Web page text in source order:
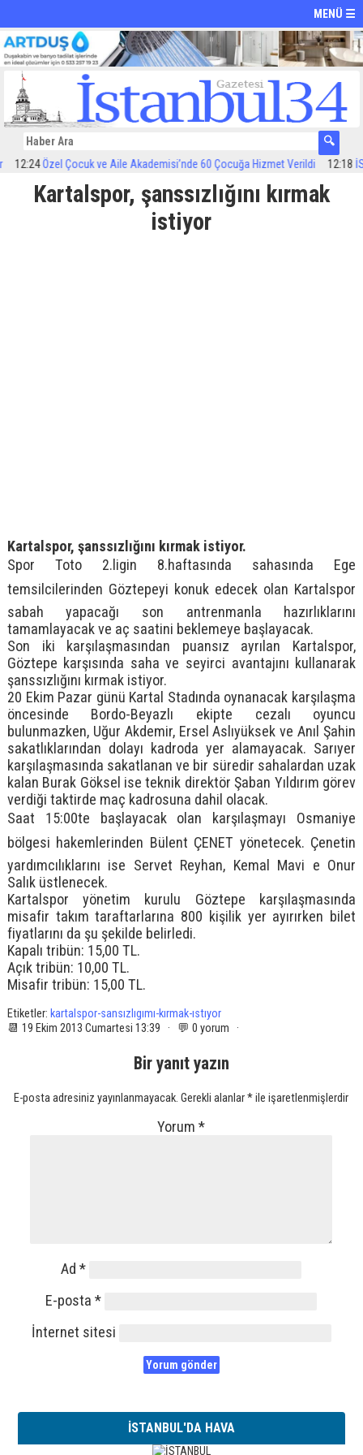
MENÜ ☰
Özel Çocuk ve Aile Akademisi’nde 60 Çocuğa Hizmet Verildi 12:18
Kartalspor, şanssızlığını kırmak
istiyor
Kartalspor, şanssızlığını kırmak istiyor.
Spor Toto 2.ligin 8.haftasında sahasında Ege
temsilcilerinden Göztepeyi konuk edecek olan Kartalspor
sabah yapacağı son antrenmanla hazırlıklarını
tamamlayacak ve aç saatini beklemeye başlayacak.
Son iki karşılaşmasından puansız ayrılan Kartalspor,
Göztepe karşısında saha ve seyirci avantajını kullanarak
şanssızlığını kırmak istiyor.
20 Ekim Pazar günü Kartal Stadında oynanacak karşılaşma
öncesinde Bordo-Beyazlı ekipte cezalı oyuncu
bulunmazken, Uğur Akdemir, Ersel Aslıyüksek ve Anıl Şahin
sakatlıklarından dolayı kadroda yer alamayacak. Sarıyer
karşılaşmasında sakatlanan ve bir süredir sahalardan uzak
kalan Burak Göksel ise teknik direktör Şaban Yıldırım görev
verdiği taktirde maç kadrosuna dahil olacak.
Saat 15:00te başlayacak olan karşılaşmayı Osmaniye
bölgesi hakemlerinden Bülent ÇENET yönetecek. Çenetin
yardımcılıklarını ise Servet Reyhan, Kemal Mavi e Onur
Salık üstlenecek.
Kartalspor yönetim kurulu Göztepe karşılaşmasında
misafir takım taraftarlarına 800 kişilik yer ayırırken bilet
fiyatlarını da şu şekilde belirledi.
Kapalı tribün: 15,00 TL.
Açık tribün: 10,00 TL.
Misafir tribün: 15,00 TL.
Etiketler: kartalspor-sansızlıgımı-kırmak-ıstıyor
📆 19 Ekim 2013 Cumartesi 13:39 · 💬 0 yorum ·
Bir yanıt yazın
E-posta adresiniz yayınlanmayacak. Gerekli alanlar*ile işaretlenmişlerdir
Yorum*
Ad*
E-posta*
İnternet sitesi
İSTANBUL'DA HAVA